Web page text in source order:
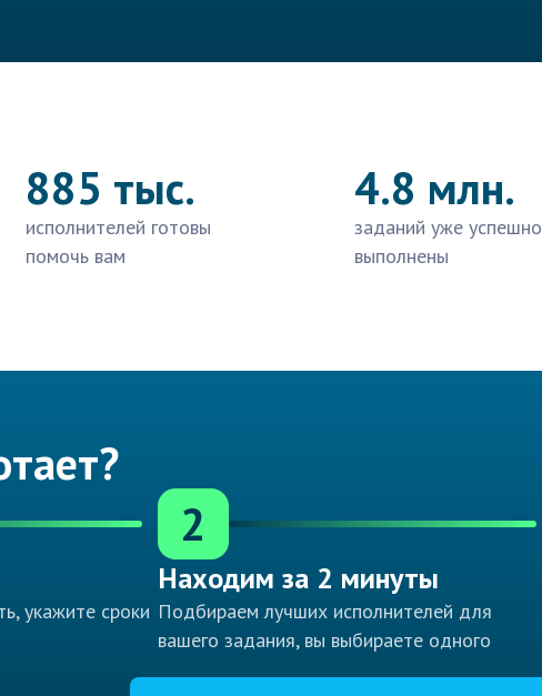
885 тыс.
исполнителей готовы
помочь вам
4.8 млн.
заданий уже успешно
выполнены
укажите сроки
2
Находим за 2 минуты
Подбираем лучших исполнителей для
вашего задания, вы выбираете одного